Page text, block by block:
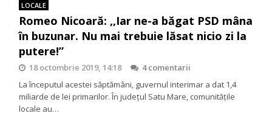
LOCALE
Romeo Nicoară: ,,Iar ne-a băgat PSD mâna
în buzunar. Nu mai trebuie lăsat nicio zi la
putere!”
18 octombrie 2019, 14:18
4 comentarii
La începutul acestei săptămâni, guvernul interimar a dat 1,4
miliarde de lei primarilor. În județul Satu Mare, comunitățile
locale au…